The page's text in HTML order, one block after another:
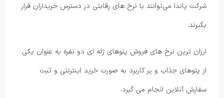
شرکت پاندا می‌توانند با نرخ های رقابتی در دسترس خریداران قرار
بگیرند.
ارزان ترین نرخ های فروش پتوهای ژله ای دو نفره به عنوان یکی
از پتوهای جذاب و پر کاربرد به صورت خرید اینترنتی و ثبت
سفارش آنلاین انجام می گیرد.